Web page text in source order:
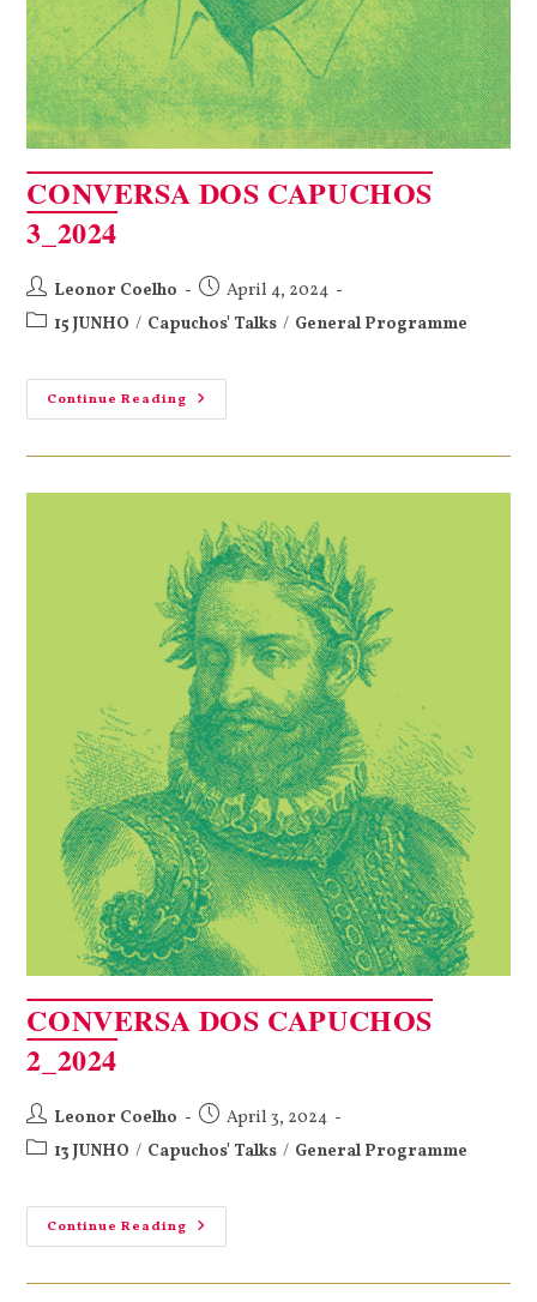
CONVERSA DOS CAPUCHOS
3_2024
Leonor Coelho
April 4, 2024
15 JUNHO / Capuchos' Talks / General Programme
Continue Reading
CONVERSA DOS CAPUCHOS
2_2024
Leonor Coelho
April 3, 2024
13 JUNHO / Capuchos' Talks / General Programme
Continue Reading